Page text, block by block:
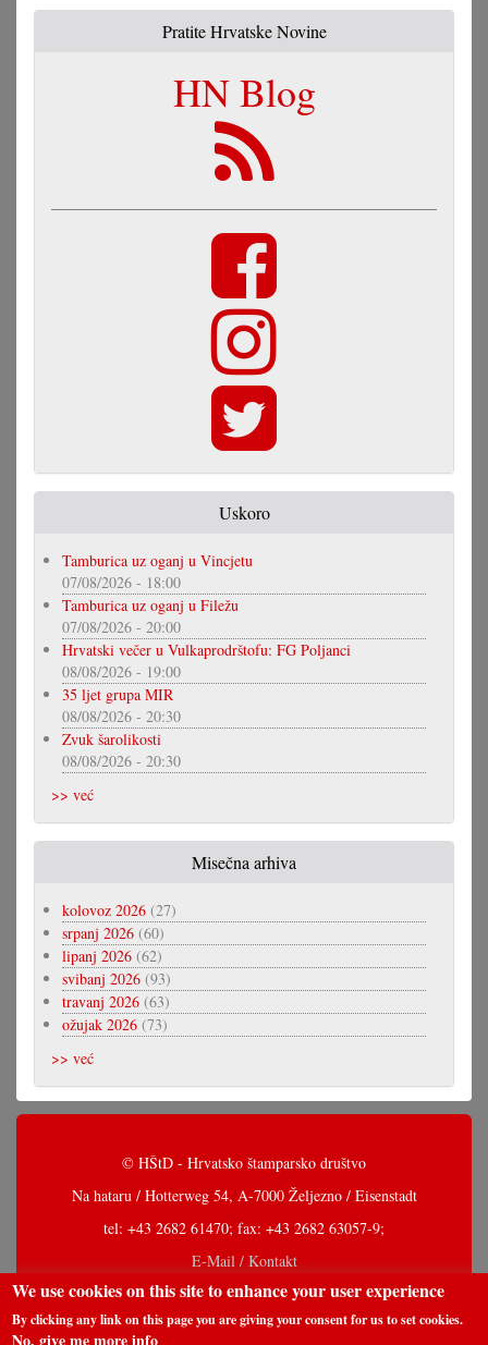
Pratite Hrvatske Novine
HN Blog
Uskoro
Tamburica uz oganj u Vincjetu
07/08/2026 - 18:00
Tamburica uz oganj u Filežu
07/08/2026 - 20:00
Hrvatski večer u Vulkaprodrštofu: FG Poljanci
08/08/2026 - 19:00
35 ljet grupa MIR
08/08/2026 - 20:30
Zvuk šarolikosti
08/08/2026 - 20:30
>> već
Misečna arhiva
kolovoz 2026 (27)
srpanj 2026 (60)
lipanj 2026 (62)
svibanj 2026 (93)
travanj 2026 (63)
ožujak 2026 (73)
>> već
© HŠtD - Hrvatsko štamparsko društvo
Na hataru / Hotterweg 54, A-7000 Željezno / Eisenstadt
tel: +43 2682 61470; fax: +43 2682 63057-9;
E-Mail / Kontakt
We use cookies on this site to enhance your user experience
By clicking any link on this page you are giving your consent for us to set cookies.
No, give me more info